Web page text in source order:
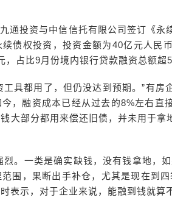
通投资与中信信托有限公司签订《
债权投资，投资金额为40亿元人民
占比9月份境内银行贷款融资总额超
具都用了，但仍没达到预期。”有房
，融资成本已经从过去的8%左右直
大部分都用来偿还旧债，并未用于
烈。一类是确实缺钱，没有钱拿地，
围，果断出手补仓，尤其是现在到
表示，对于企业来说，能融到钱就算